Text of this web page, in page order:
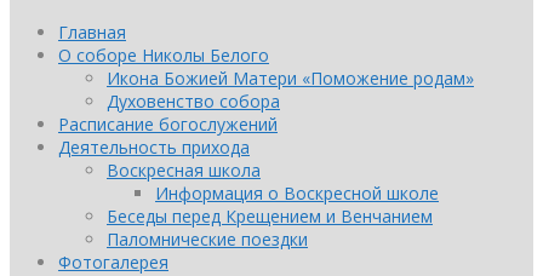
Главная
О соборе Николы Белого
Икона Божией Матери «Поможение родам»
Духовенство собора
Расписание богослужений
Деятельность прихода
Воскресная школа
Информация о Воскресной школе
Беседы перед Крещением и Венчанием
Паломнические поездки
Фотогалерея